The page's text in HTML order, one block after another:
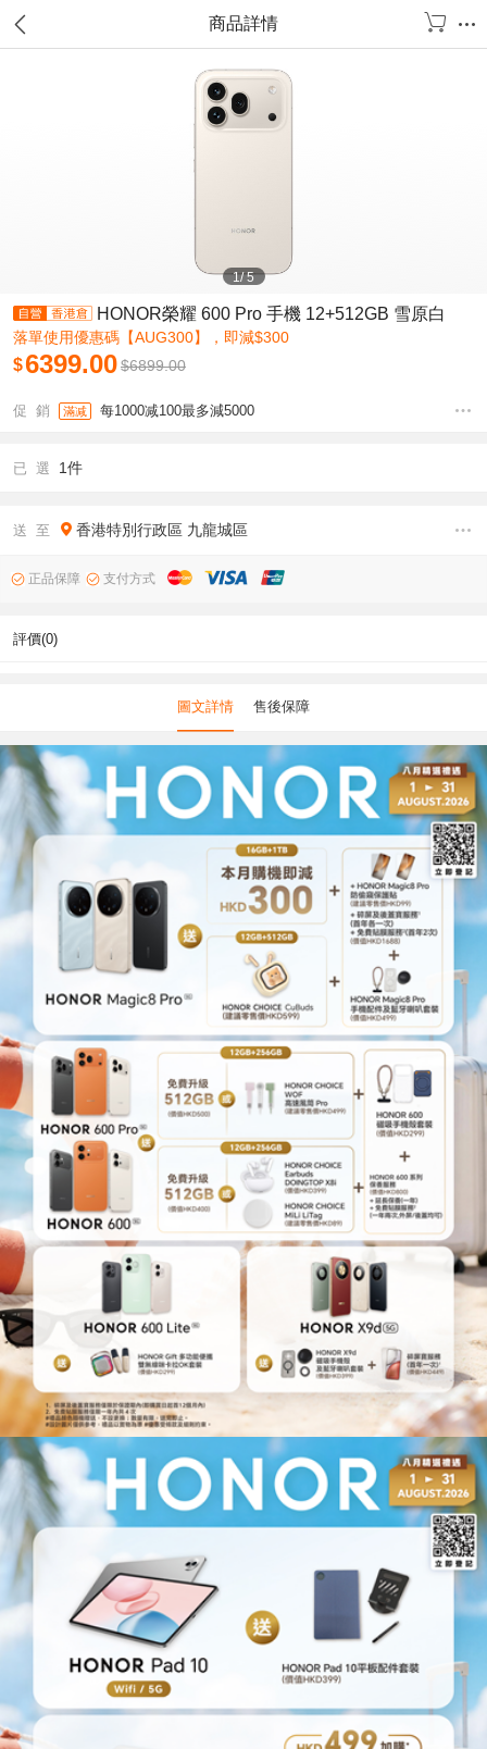
商品詳情
1/5
HONOR榮耀 600 Pro 手機 12+512GB 雪原白
落單使用優惠碼【AUG300】，即減$300
$6399.00$6899.00
促 銷 滿减 每1000减100最多減5000
已 選 1件
送 至 香港特別行政區 九龍城區
正品保障 支付方式
評價(0)
圖文詳情 售後保障